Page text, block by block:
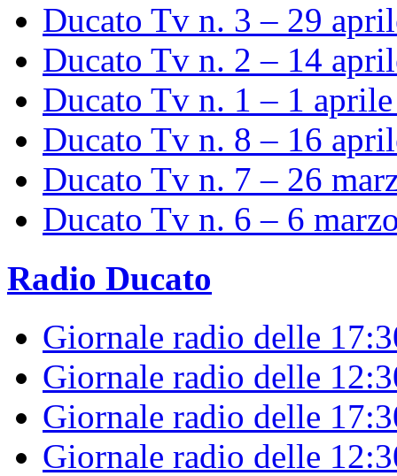
Ducato Tv n. 3 – 29
Ducato Tv n. 2 – 14
Ducato Tv n. 1 – 1
Ducato Tv n. 8 – 16
Ducato Tv n. 7 – 26
Ducato Tv n. 6 – 6
Radio Ducato
Giornale radio delle
Giornale radio delle
Giornale radio delle
Giornale radio delle